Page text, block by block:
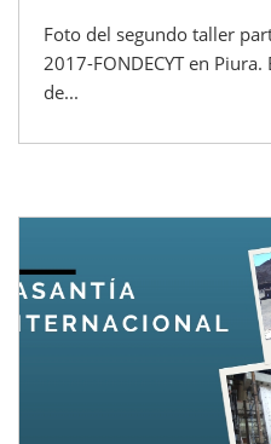
Foto del segundo taller
2017-FONDECYT en
de...